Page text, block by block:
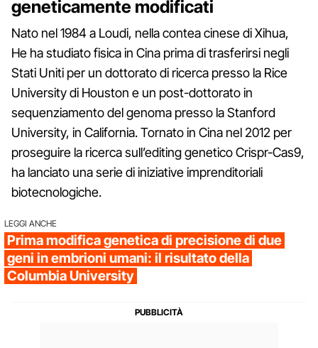
geneticamente modificati
Nato nel 1984 a Loudi, nella contea cinese di Xihua,
He ha studiato fisica in Cina prima di trasferirsi negli
Stati Uniti per un dottorato di ricerca presso la Rice
University di Houston e un post-dottorato in
sequenziamento del genoma presso la Stanford
University, in California. Tornato in Cina nel 2012 per
proseguire la ricerca sull’editing genetico Crispr-Cas9,
ha lanciato una serie di iniziative imprenditoriali
biotecnologiche.
LEGGI ANCHE
Prima modifica genetica di precisione di due
geni in embrioni umani: il risultato della
Columbia University